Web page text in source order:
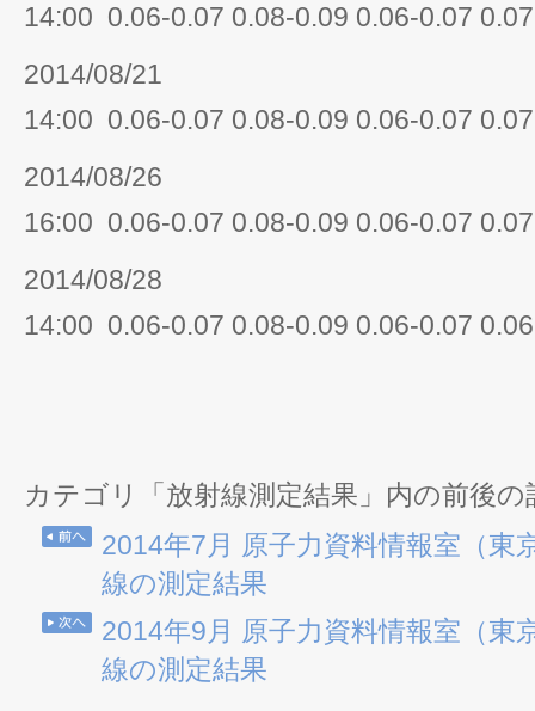
14:00 0.06-0.07 0.08-0.09 0.06-0.07
2014/08/21
14:00 0.06-0.07 0.08-0.09 0.06-0.07
2014/08/26
16:00 0.06-0.07 0.08-0.09 0.06-0.07
2014/08/28
14:00 0.06-0.07 0.08-0.09 0.06-0.07
カテゴリ「放射線測定結果」内の前後の
2014年7月 原子力資料情報室（東
線の測定結果
2014年9月 原子力資料情報室（東
線の測定結果